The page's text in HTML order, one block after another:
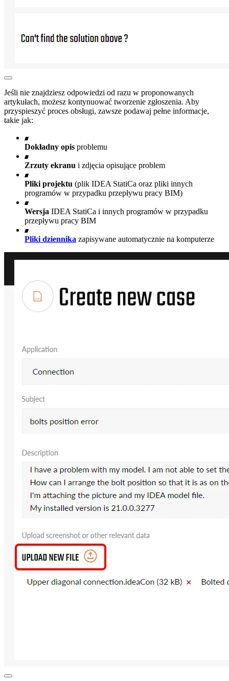
Jeśli nie znajdziesz odpowiedzi od razu w proponowanych
artykułach, możesz kontynuować tworzenie zgłoszenia. Aby
przyspieszyć proces obsługi, zawsze podawaj pełne informacje,
takie jak:
Dokładny opis problemu
Zrzuty ekranu i zdjęcia opisujące problem
Pliki projektu (plik IDEA StatiCa oraz pliki innych
programów w przypadku przepływu pracy BIM)
Wersja IDEA StatiCa i innych programów w przypadku
przepływu pracy BIM
Pliki dziennika zapisywane automatycznie na komputerze